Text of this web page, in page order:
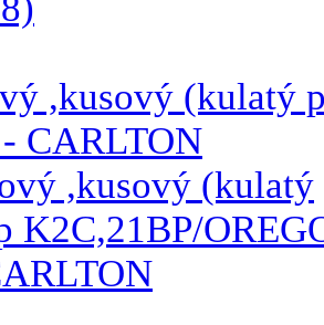
,kusový (kulatý
CARLTON